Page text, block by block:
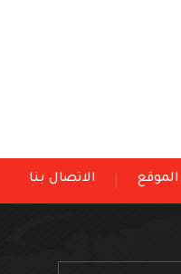
الموقع الاتصال بنا